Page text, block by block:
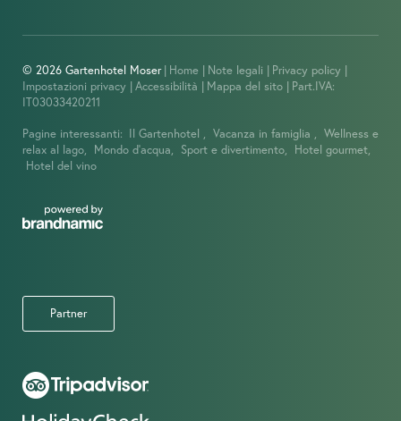
IMMAGINI
© 2026 Gartenhotel Moser | Home | Note legali | Privacy policy |
Impostazioni privacy | Accessibilità | Mappa del sito | Part.IVA:
IT03033420211
Pagine interessanti: Il Gartenhotel , Vacanza in famiglia , Wellness e
relax al lago, Mondo d’acqua, Sport e divertimento, Hotel gourmet,
Hotel del vino
Partner